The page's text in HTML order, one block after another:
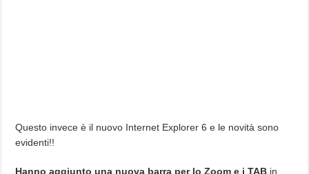
Questo invece è il nuovo Internet Explorer 6 e le novità sono
evidenti!!
Hanno aggiunto una nuova barra per lo Zoom e i TAB in